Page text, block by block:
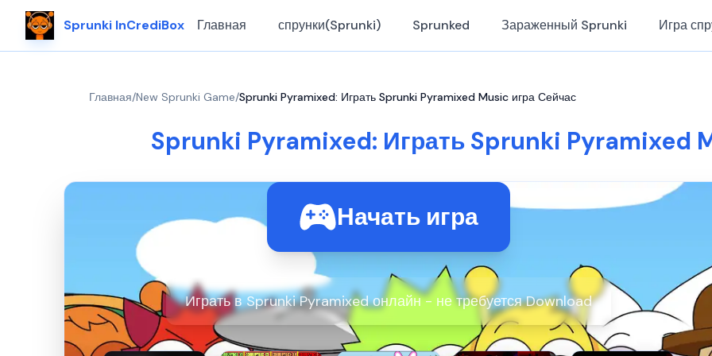
Sprunki InCrediBox Главная спрунки(Sprunki) Sprunked Зараженный Sprunki Игра
Главная/New Sprunki Game/Sprunki Pyramixed: Играть Sprunki Pyramixed Music игра Сейчас
Sprunki Pyramixed: Играть Sprunki Pyramixed
Начать игра
Играть в Sprunki Pyramixed онлайн - не требуется Download